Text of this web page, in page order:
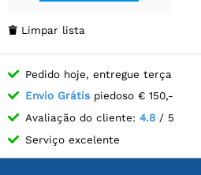
 Limpar lista
Pedido hoje, entregue terça
Envio Grátis piedoso € 150,-
Avaliação do cliente: 4.8 / 5
Serviço excelente